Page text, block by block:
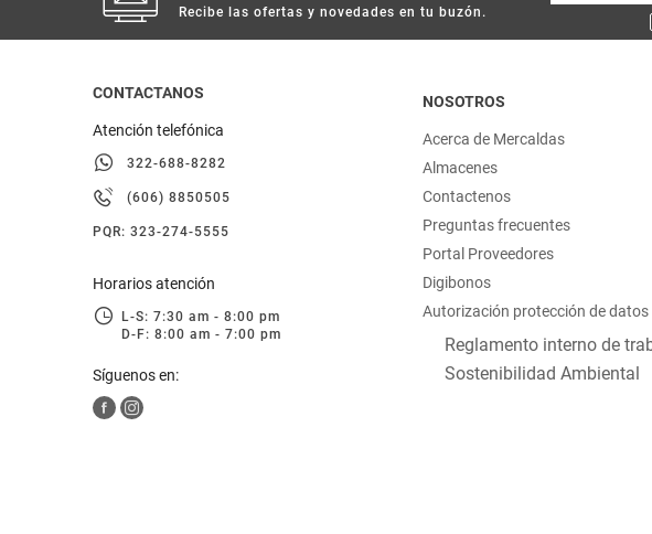
Recibe las ofertas y novedades en tu buzón.
CONTACTANOS
Atención telefónica
322-688-8282
(606) 8850505
PQR: 323-274-5555
Horarios atención
L-S: 7:30 am - 8:00 pm
D-F: 8:00 am - 7:00 pm
Síguenos en:
NOSOTROS
Acerca de Mercaldas
Almacenes
Contactenos
Preguntas frecuentes
Portal Proveedores
Digibonos
Autorización protección de datos
Reglamento interno de
Sostenibilidad Ambiental